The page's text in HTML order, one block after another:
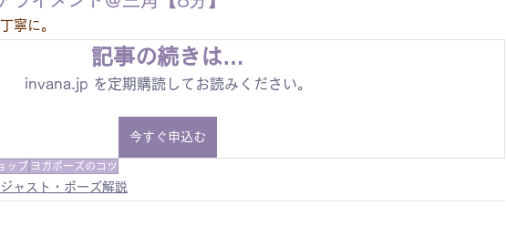
寧に。
記事の続きは…
invana.jp を定期購読してお読みください。
今すぐ申込む
ップ ヨガポーズのコツ
ャスト・ポーズ解説